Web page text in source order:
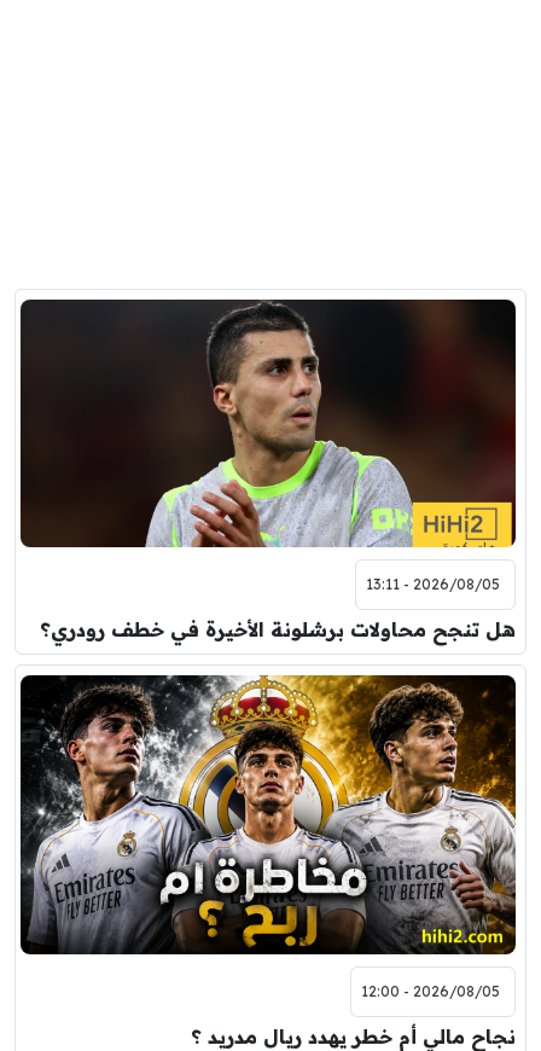
2026/08/05 - 13:11
هل تنجح محاولات برشلونة الأخيرة في خطف رودري؟
2026/08/05 - 12:00
نجاح مالي أم خطر يهدد ريال مدريد ؟